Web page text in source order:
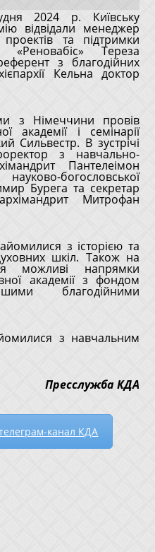
2024 р. Київську
та підтримки
«Реновабіс» Тереза
з благодійних
Кельна доктор
з Німеччини провів
академії і семінарії
Сильвестр. В зустрічі
з навчально-
Пантелеімон
богословської
Бурега та секретар
Митрофан
з історією та
шкіл. Також на
можливі напрямки
академії з фондом
благодійними
з навчальним
Пресслужба КДА
канал КДА